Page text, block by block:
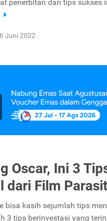
penerbitan dan tips
Juni 2022
Oscar, Ini 3
dari Film
bisa kasih sejumlah tips
3 tips berinvestasi yang